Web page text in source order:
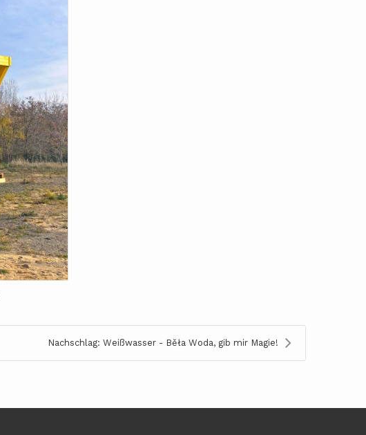
Nachschlag: Weißwasser - Běła Woda, gib mir Magie!